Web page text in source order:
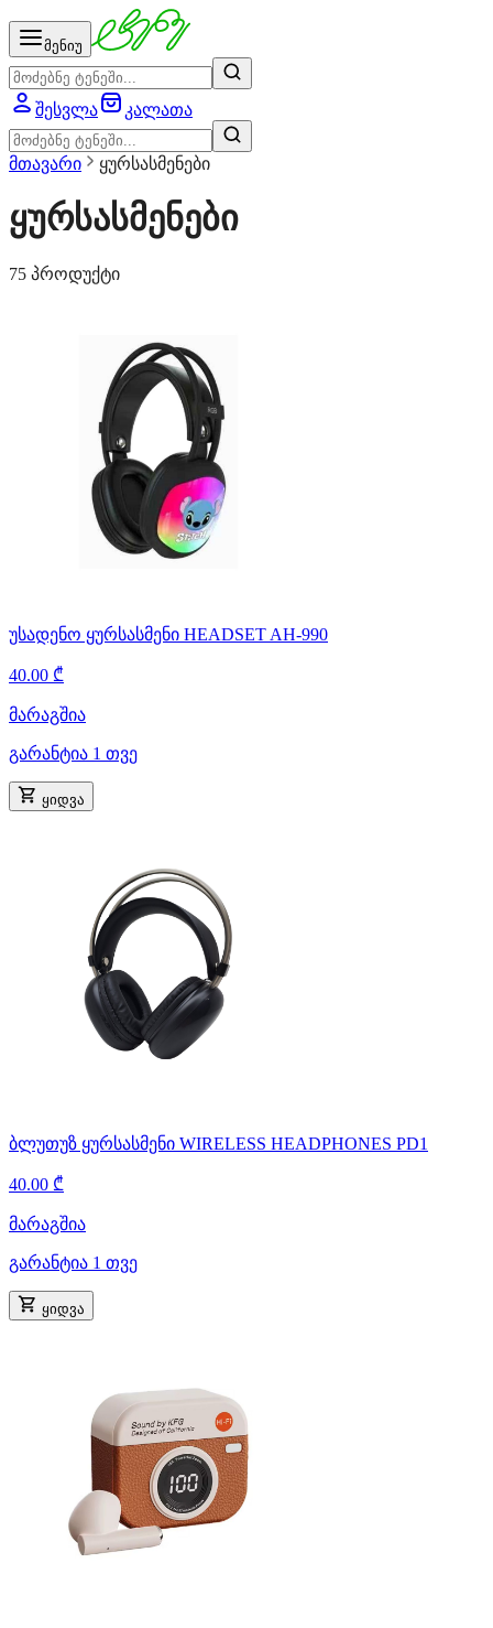
მენიუ
შესვლა კალათა
მთავარი ყურსასმენები
ყურსასმენები
75 პროდუქტი
უსადენო ყურსასმენი HEADSET AH-990
40.00 ₾
მარაგშია
გარანტია 1 თვე
ყიდვა
ბლუთუზ ყურსასმენი WIRELESS HEADPHONES PD1
40.00 ₾
მარაგშია
გარანტია 1 თვე
ყიდვა